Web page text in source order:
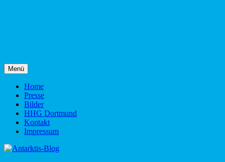
Menü
Home
Presse
Bilder
HHG Dortmund
Kontakt
Impressum